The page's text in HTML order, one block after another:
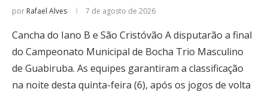
por Rafael Alves 7 de agosto de 2026
Cancha do Iano B e São Cristóvão A disputarão a final
do Campeonato Municipal de Bocha Trio Masculino
de Guabiruba. As equipes garantiram a classificação
na noite desta quinta-feira (6), após os jogos de volta